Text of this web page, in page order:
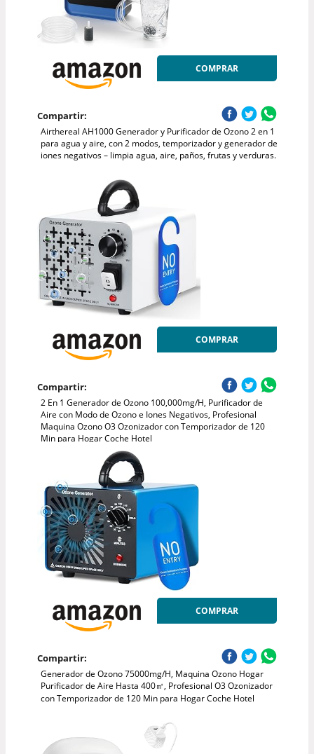
COMPRAR
Compartir:
Airthereal AH1000 Generador y Purificador de Ozono 2 en 1
para agua y aire, con 2 modos, temporizador y generador de
iones negativos – limpia agua, aire, paños, frutas y verduras.
COMPRAR
Compartir:
2 En 1 Generador de Ozono 100,000mg/H, Purificador de
Aire con Modo de Ozono e Iones Negativos, Profesional
Maquina Ozono O3 Ozonizador con Temporizador de 120
Min para Hogar Coche Hotel
COMPRAR
Compartir:
Generador de Ozono 75000mg/H, Maquina Ozono Hogar
Purificador de Aire Hasta 400㎡, Profesional O3 Ozonizador
con Temporizador de 120 Min para Hogar Coche Hotel